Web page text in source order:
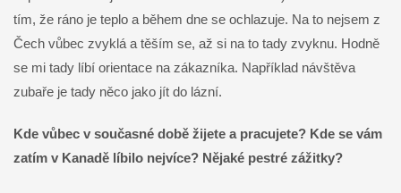
tím, že ráno je teplo a během dne se ochlazuje. Na to nejsem z
Čech vůbec zvyklá a těším se, až si na to tady zvyknu. Hodně
se mi tady líbí orientace na zákazníka. Například návštěva
zubaře je tady něco jako jít do lázní.
Kde vůbec v současné době žijete a pracujete? Kde se vám
zatím v Kanadě líbilo nejvíce? Nějaké pestré zážitky?